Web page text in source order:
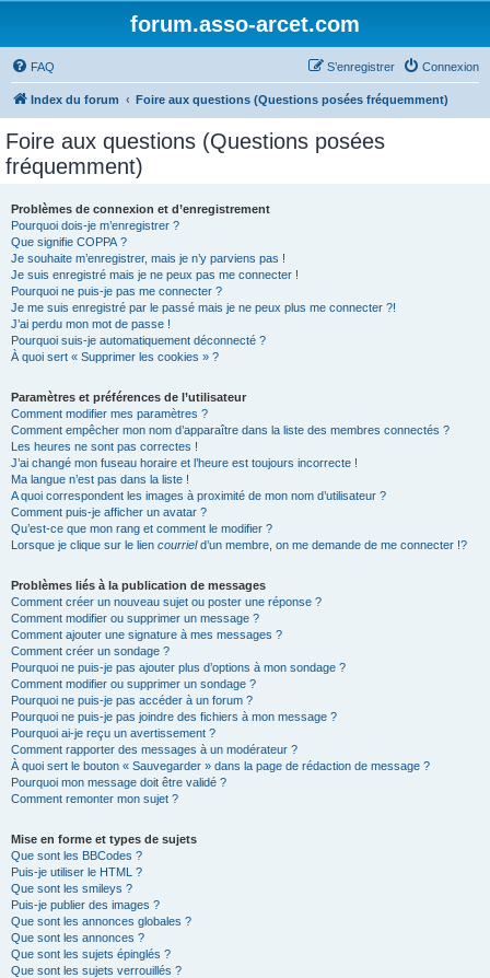
forum.asso-arcet.com
FAQ Connexion
S’enregistrer
Index du forum Foire aux questions (Questions posées fréquemment)
Foire aux questions (Questions posées
fréquemment)
Problèmes de connexion et d’enregistrement
Pourquoi dois-je m’enregistrer ?
Que signifie COPPA ?
Je souhaite m’enregistrer, mais je n’y parviens pas !
Je suis enregistré mais je ne peux pas me connecter !
Pourquoi ne puis-je pas me connecter ?
Je me suis enregistré par le passé mais je ne peux plus me connecter ?!
J’ai perdu mon mot de passe !
Pourquoi suis-je automatiquement déconnecté ?
À quoi sert « Supprimer les cookies » ?
Paramètres et préférences de l’utilisateur
Comment modifier mes paramètres ?
Comment empêcher mon nom d’apparaître dans la liste des membres connectés ?
Les heures ne sont pas correctes !
J’ai changé mon fuseau horaire et l’heure est toujours incorrecte !
Ma langue n’est pas dans la liste !
A quoi correspondent les images à proximité de mon nom d’utilisateur ?
Comment puis-je afficher un avatar ?
Qu’est-ce que mon rang et comment le modifier ?
Lorsque je clique sur le lien courrield’un membre, on me demande de me connecter !?
Problèmes liés à la publication de messages
Comment créer un nouveau sujet ou poster une réponse ?
Comment modifier ou supprimer un message ?
Comment ajouter une signature à mes messages ?
Comment créer un sondage ?
Pourquoi ne puis-je pas ajouter plus d’options à mon sondage ?
Comment modifier ou supprimer un sondage ?
Pourquoi ne puis-je pas accéder à un forum ?
Pourquoi ne puis-je pas joindre des fichiers à mon message ?
Pourquoi ai-je reçu un avertissement ?
Comment rapporter des messages à un modérateur ?
À quoi sert le bouton « Sauvegarder » dans la page de rédaction de message ?
Pourquoi mon message doit être validé ?
Comment remonter mon sujet ?
Mise en forme et types de sujets
Que sont les BBCodes ?
Puis-je utiliser le HTML ?
Que sont les smileys ?
Puis-je publier des images ?
Que sont les annonces globales ?
Que sont les annonces ?
Que sont les sujets épinglés ?
Que sont les sujets verrouillés ?